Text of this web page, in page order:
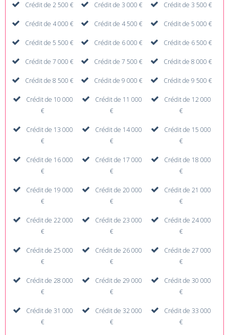
Crédit de 2 500 € Crédit de 3 000 € Crédit de 3 500 €
Crédit de 4 000 € Crédit de 4 500 € Crédit de 5 000 €
Crédit de 5 500 € Crédit de 6 000 € Crédit de 6 500 €
Crédit de 7 000 € Crédit de 7 500 € Crédit de 8 000 €
Crédit de 8 500 € Crédit de 9 000 € Crédit de 9 500 €
Crédit de 10 000
€
Crédit de 11 000
€
Crédit de 12 000
€
Crédit de 13 000
€
Crédit de 14 000
€
Crédit de 15 000
€
Crédit de 16 000
€
Crédit de 17 000
€
Crédit de 18 000
€
Crédit de 19 000
€
Crédit de 20 000
€
Crédit de 21 000
€
Crédit de 22 000
€
Crédit de 23 000
€
Crédit de 24 000
€
Crédit de 25 000
€
Crédit de 26 000
€
Crédit de 27 000
€
Crédit de 28 000
€
Crédit de 29 000
€
Crédit de 30 000
€
Crédit de 31 000
€
Crédit de 32 000
€
Crédit de 33 000
€